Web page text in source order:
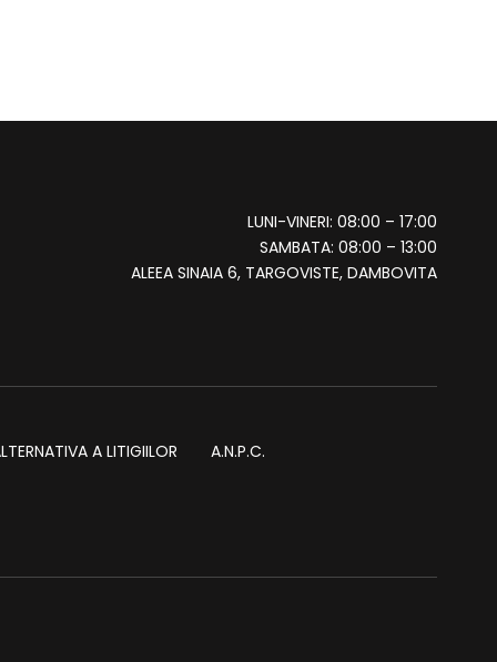
LUNI-VINERI: 08:00 – 17:00
SAMBATA: 08:00 – 13:00
ALEEA SINAIA 6, TARGOVISTE, DAMBOVITA
A LITIGIILOR A.N.P.C.